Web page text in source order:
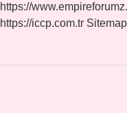
https://
https://iccp.com.tr Sitemap